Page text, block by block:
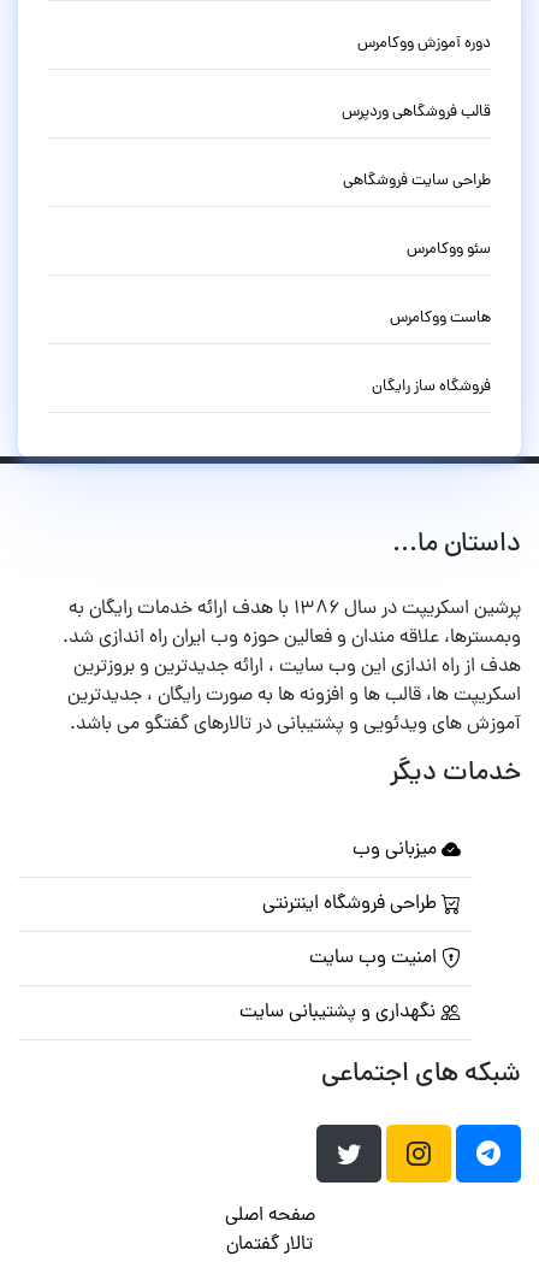
دوره آموزش ووکامرس
قالب فروشگاهی وردپرس
طراحی سایت فروشگاهی
سئو ووکامرس
هاست ووکامرس
فروشگاه ساز رایگان
داستان ما...
پرشین اسکریپت در سال ۱۳۸۶ با هدف ارائه خدمات رایگان به
وبمسترها، علاقه مندان و فعالین حوزه وب ایران راه اندازی شد.
هدف از راه اندازی این وب سایت ، ارائه جدیدترین و بروزترین
اسکریپت ها، قالب ها و افزونه ها به صورت رایگان ، جدیدترین
آموزش های ویدئویی و پشتیبانی در تالارهای گفتگو می باشد.
خدمات دیگر
میزبانی وب
طراحی فروشگاه اینترنتی
امنیت وب سایت
نگهداری و پشتیبانی سایت
شبکه های اجتماعی
صفحه اصلی
تالار گفتمان